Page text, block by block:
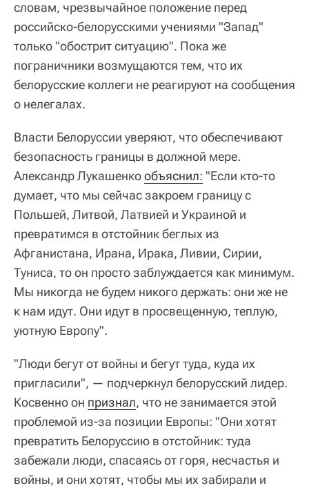
словам, чрезвычайное положение перед
российско-белорусскими учениями "Запад"
только "обострит ситуацию". Пока же
пограничники возмущаются тем, что их
белорусские коллеги не реагируют на сообщения
о нелегалах.
Власти Белоруссии уверяют, что обеспечивают
безопасность границы в должной мере.
Александр Лукашенкообъяснил: "Если кто-то
думает, что мы сейчас закроем границу с
Польшей, Литвой, Латвией и Украиной и
превратимся в отстойник беглых из
Афганистана, Ирана, Ирака, Ливии, Сирии,
Туниса, то он просто заблуждается как минимум.
Мы никогда не будем никого держать: они же не
к нам идут. Они идут в просвещенную, теплую,
уютную Европу".
"Люди бегут от войны и бегут туда, куда их
пригласили", — подчеркнул белорусский лидер.
Косвенно он признал, что не занимается этой
проблемой из-за позиции Европы: "Они хотят
превратить Белоруссию в отстойник: туда
забежали люди, спасаясь от горя, несчастья и
войны, и они хотят, чтобы мы их забирали и